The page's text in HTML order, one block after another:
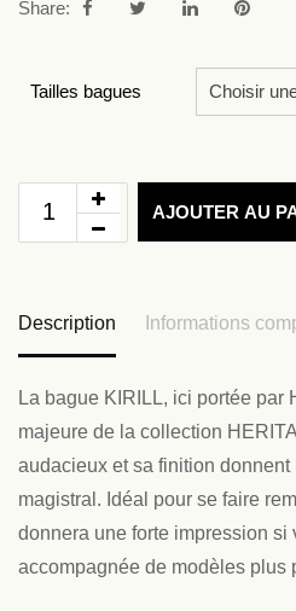
Share:
Tailles bagues
AJOUTER AU
Description Informations
La bague KIRILL, ici portée par
majeure de la collection
audacieux et sa finition
magistral. Idéal pour se faire
donnera une forte impression si
accompagnée de modèles plus